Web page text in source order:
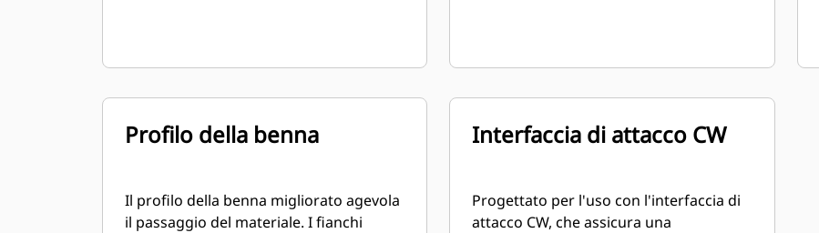
Profilo della benna
Il profilo della benna migliorato agevola
il passaggio del materiale. I fianchi
Interfaccia di attacco CW
Progettato per l'uso con l'interfaccia di
attacco CW, che assicura una